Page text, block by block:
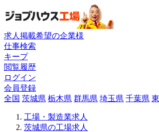
求人掲載希望の企業様
仕事検索
キープ
閲覧履歴
ログイン
会員登録
全国 茨城県 栃木県 群馬県 埼玉県 千葉県
工場・製造業求人
茨城県の工場求人